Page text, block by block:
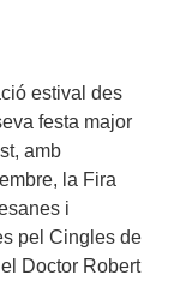
estival des
festa major
amb
la Fira
i
pel Cingles de
Doctor Robert